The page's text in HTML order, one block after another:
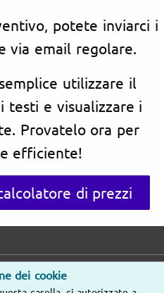
potete inviarci i
via email regolare.
utilizzare il
testi e visualizzare i
Provatelo ora per
efficiente!
di prezzi
dei cookie